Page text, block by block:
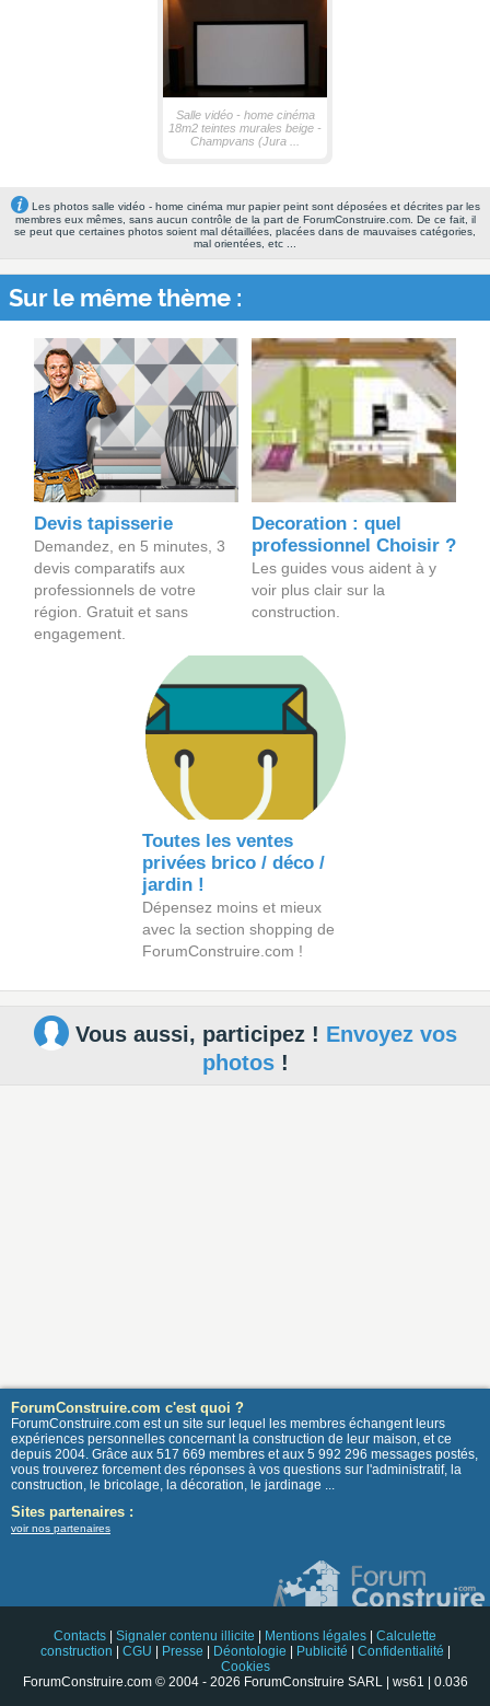
Salle vidéo - home cinéma
18m2 teintes murales beige -
Champvans (Jura ...
Les photos salle vidéo - home cinéma mur papier peint sont déposées et décrites par les
membres eux mêmes, sans aucun contrôle de la part de ForumConstruire.com. De ce fait, il
se peut que certaines photos soient mal détaillées, placées dans de mauvaises catégories,
mal orientées, etc ...
Sur le même thème :
Devis tapisserie
Demandez, en 5 minutes, 3
devis comparatifs aux
professionnels de votre
région. Gratuit et sans
engagement.
Decoration : quel
professionnel Choisir ?
Les guides vous aident à y
voir plus clair sur la
construction.
Toutes les ventes
privées brico / déco /
jardin !
Dépensez moins et mieux
avec la section shopping de
ForumConstruire.com !
Vous aussi, participez ! Envoyez vos
photos!
ForumConstruire.com c'est quoi ?
ForumConstruire.com est un site sur lequel les membres échangent leurs
expériences personnelles concernant la construction de leur maison, et ce
depuis 2004. Grâce aux 517 669 membres et aux 5 992 296 messages postés,
vous trouverez forcement des réponses à vos questions sur l'administratif, la
construction, le bricolage, la décoration, le jardinage ...
Sites partenaires :
voir nos partenaires
Contacts Signaler contenu illicite Mentions légales
Calculette
construction
CGU Presse Déontologie Publicité Confidentialité
Cookies
ForumConstruire.com © 2004 - 2026 ForumConstruire SARL | ws61 | 0.036